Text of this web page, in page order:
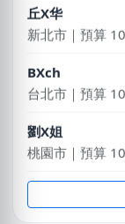
丘X华
新北市｜預算
BXch
台北市｜預算
劉X姐
桃園市｜預算
姜X炮
桃園市｜預算